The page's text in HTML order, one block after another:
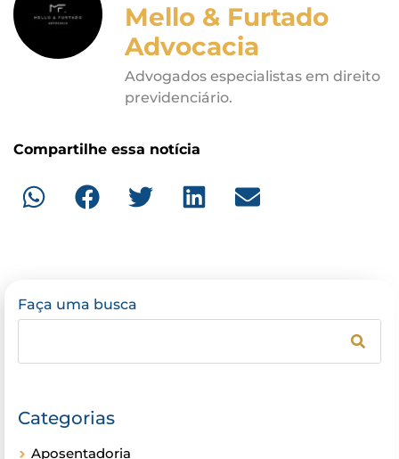
Mello & Furtado
Advocacia
Advogados especialistas em direito
previdenciário.
Compartilhe essa notícia
Faça uma busca
Categorias
Aposentadoria